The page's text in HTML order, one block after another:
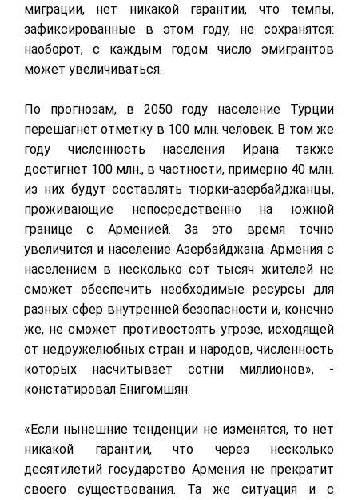
миграции, нет никакой гарантии, что темпы,
зафиксированные в этом году, не сохранятся:
наоборот, с каждым годом число эмигрантов
может увеличиваться.
По прогнозам, в 2050 году население Турции
перешагнет отметку в 100 млн. человек. В том же
году численность населения Ирана также
достигнет 100 млн., в частности, примерно 40 млн.
из них будут составлять тюрки-азербайджанцы,
проживающие непосредственно на южной
границе с Арменией. За это время точно
увеличится и население Азербайджана. Армения с
населением в несколько сот тысяч жителей не
сможет обеспечить необходимые ресурсы для
разных сфер внутренней безопасности и, конечно
же, не сможет противостоять угрозе, исходящей
от недружелюбных стран и народов, численность
которых насчитывает сотни миллионов», -
констатировал Енигомшян.
«Если нынешние тенденции не изменятся, то нет
никакой гарантии, что через несколько
десятилетий государство Армения не прекратит
своего существования. Та же ситуация и с